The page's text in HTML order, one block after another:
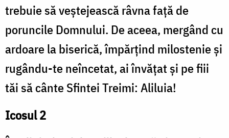
trebuie să veștejească râvna față de
poruncile Domnului. De aceea, mergând cu
ardoare la biserică, împărțind milostenie și
rugându-te neîncetat, ai învățat și pe fiii
tăi să cânte Sfintei Treimi: Aliluia!
Icosul 2